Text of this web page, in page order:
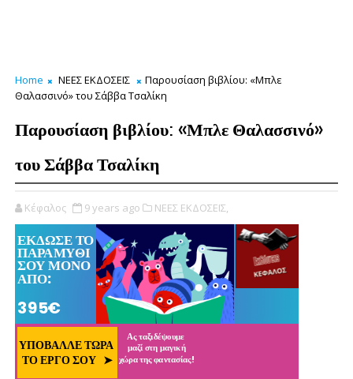
Home ΝΕΕΣ ΕΚΔΟΣΕΙΣ
Παρουσίαση βιβλίου: «Μπλε
Θαλασσινό» του Σάββα Τσαλίκη
Παρουσίαση βιβλίου: «Μπλε Θαλασσινό»
του Σάββα Τσαλίκη
Κέφαλος 9 years ago ΝΕΕΣ ΕΚΔΟΣΕΙΣ,